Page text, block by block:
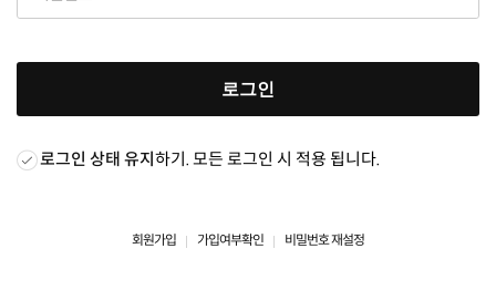
로그인
로그인 상태 유지하기. 모든 로그인 시 적용 됩니다.
회원가입 가입여부확인 비밀번호 재설정